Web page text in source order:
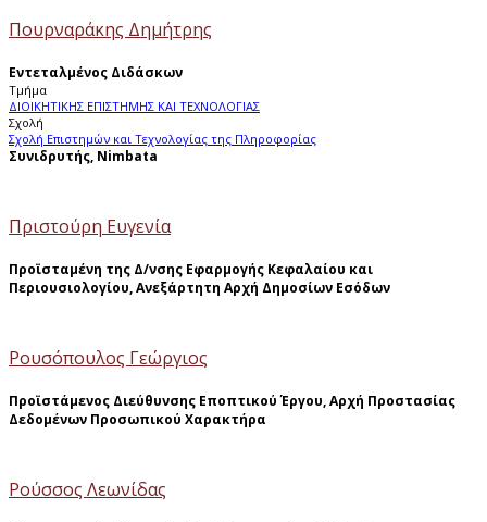
Πουρναράκης Δημήτρης
Εντεταλμένος Διδάσκων
Τμήμα
ΔΙΟΙΚΗΤΙΚΗΣ ΕΠΙΣΤΗΜΗΣ ΚΑΙ ΤΕΧΝΟΛΟΓΙΑΣ
Σχολή
Σχολή Επιστημών και Τεχνολογίας της Πληροφορίας
Συνιδρυτής, Nimbata
Πριστούρη Ευγενία
Προϊσταμένη της Δ/νσης Εφαρμογής Κεφαλαίου και
Περιουσιολογίου, Ανεξάρτητη Αρχή Δημοσίων Εσόδων
Ρουσόπουλος Γεώργιος
Προϊστάμενος Διεύθυνσης Εποπτικού Έργου, Αρχή Προστασίας
Δεδομένων Προσωπικού Χαρακτήρα
Ρούσσος Λεωνίδας